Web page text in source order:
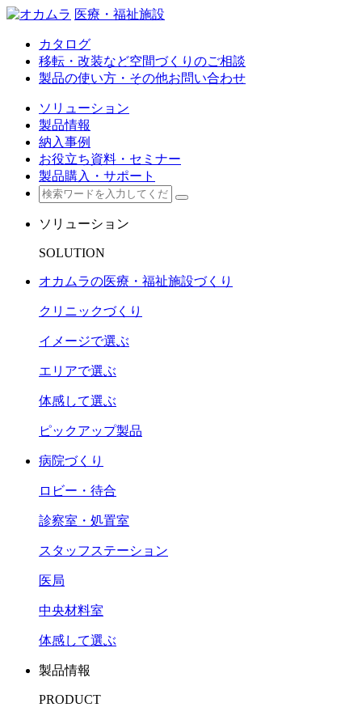
医療・福祉施設
カタログ
移転・改装など空間づくりのご相談
製品の使い方・その他お問い合わせ
ソリューション
製品情報
納入事例
お役立ち資料・セミナー
製品購入・サポート
ソリューション
SOLUTION
オカムラの医療・福祉施設づくり
クリニックづくり
イメージで選ぶ
エリアで選ぶ
体感して選ぶ
ピックアップ製品
病院づくり
ロビー・待合
診察室・処置室
スタッフステーション
医局
中央材料室
体感して選ぶ
製品情報
PRODUCT